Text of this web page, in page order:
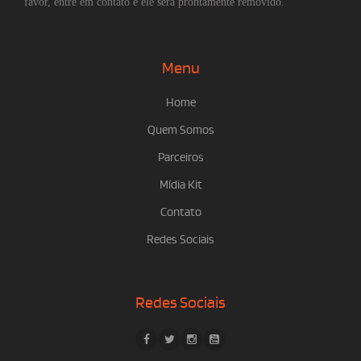
Menu
Home
Quem Somos
Parceiros
Mídia Kit
Contato
Redes Sociais
Redes Sociais